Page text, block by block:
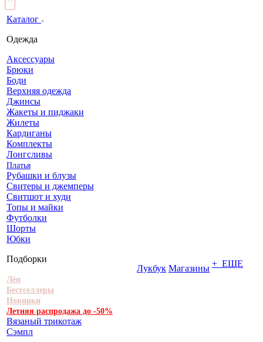
Каталог
Одежда
Аксессуары
Брюки
Боди
Верхняя одежда
Джинсы
Жакеты и пиджаки
Жилеты
Кардиганы
Комплекты
Лонгсливы
Платья
Рубашки и блузы
Свитеры и джемперы
Свитшот и худи
Топы и майки
Футболки
Шорты
Юбки
Подборки
Лён
Бестселлеры
Новинки
Летняя распродажа до -50%
Вязаный трикотаж
Сэмпл
Лукбук Магазины + ЕЩЕ